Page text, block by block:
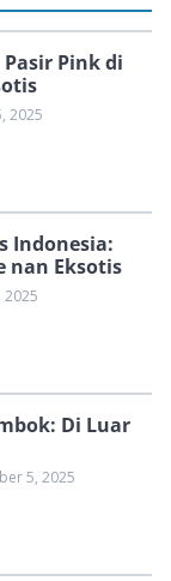
Pink di
2025
Indonesia:
nan Eksotis
2025
Di Luar
5, 2025